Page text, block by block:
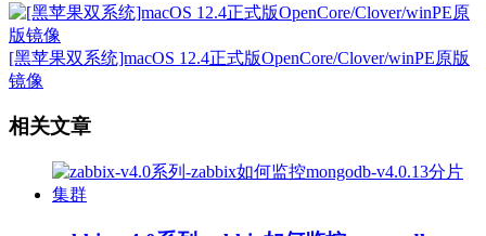
[黑苹果双系统]macOS 12.4正式版OpenCore/Clover/winPE原版
镜像
相关文章